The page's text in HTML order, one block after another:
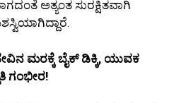
ಅತ್ಯಂತ ಸುರಕ್ಷಿತವಾಗಿ
ಮರಕ್ಕೆ ಬೈಕ್ ಡಿಕ್ಕಿ, ಯುವಕ
ಗಂಭೀರ!